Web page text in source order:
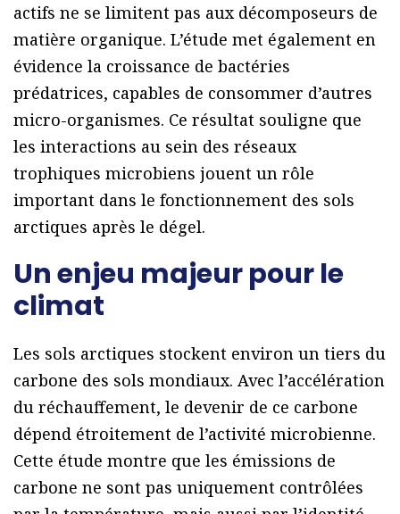
actifs ne se limitent pas aux décomposeurs de
matière organique. L’étude met également en
évidence la croissance de bactéries
prédatrices, capables de consommer d’autres
micro-organismes. Ce résultat souligne que
les interactions au sein des réseaux
trophiques microbiens jouent un rôle
important dans le fonctionnement des sols
arctiques après le dégel.
Un enjeu majeur pour le
climat
Les sols arctiques stockent environ un tiers du
carbone des sols mondiaux. Avec l’accélération
du réchauffement, le devenir de ce carbone
dépend étroitement de l’activité microbienne.
Cette étude montre que les émissions de
carbone ne sont pas uniquement contrôlées